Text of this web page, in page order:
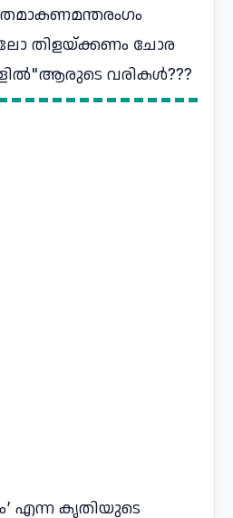
തിളയ്ക്കണം ചോര
വരികൾ???
എന്ന കൃതിയുടെ